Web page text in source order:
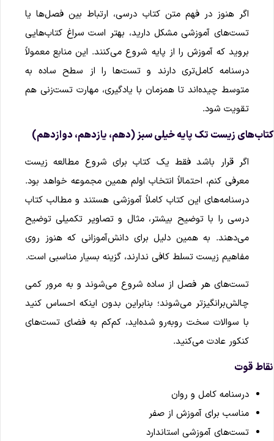
اگر هنوز در فهم متن کتاب درسی، ارتباط بین فصل‌ها یا
تست‌های آموزشی مشکل دارید، بهتر است سراغ کتاب‌هایی
بروید که آموزش را از پایه شروع می‌کنند. این منابع معمولاً
درسنامه کامل‌تری دارند و تست‌ها را از سطح ساده به
متوسط چیده‌اند تا همزمان با یادگیری، مهارت تست‌زنی هم
تقویت شود.
زیست تک پایه خیلی سبز (دهم، یازدهم، دوازدهم)
اگر قرار باشد فقط یک کتاب برای شروع مطالعه زیست
معرفی کنم، احتمالاً انتخاب اولم همین مجموعه خواهد بود.
درسنامه‌های این کتاب کاملاً آموزشی هستند و مطالب کتاب
درسی را با توضیح بیشتر، مثال و تصاویر تکمیلی توضیح
می‌دهند. به همین دلیل برای دانش‌آموزانی که هنوز روی
مفاهیم زیست تسلط کافی ندارند، گزینه بسیار مناسبی است.
تست‌های هر فصل از ساده شروع می‌شوند و به مرور کمی
چالش‌برانگیزتر می‌شوند؛ بنابراین بدون اینکه احساس کنید
با سوالات سخت روبه‌رو شده‌اید، کم‌کم به فضای تست‌های
کنکور عادت می‌کنید.
قوت
درسنامه کامل و روان
مناسب برای آموزش از صفر
تست‌های آموزشی استاندارد